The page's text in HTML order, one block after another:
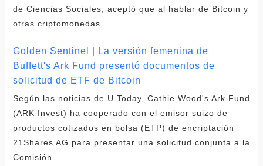
de Ciencias Sociales, aceptó que al hablar de Bitcoin y
otras criptomonedas.
Golden Sentinel | La versión femenina de
Buffett's Ark Fund presentó documentos de
solicitud de ETF de Bitcoin
Según las noticias de U.Today, Cathie Wood's Ark Fund
(ARK Invest) ha cooperado con el emisor suizo de
productos cotizados en bolsa (ETP) de encriptación
21Shares AG para presentar una solicitud conjunta a la
Comisión.